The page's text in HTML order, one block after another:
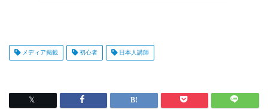
メディア掲載 初心者 日本人講師